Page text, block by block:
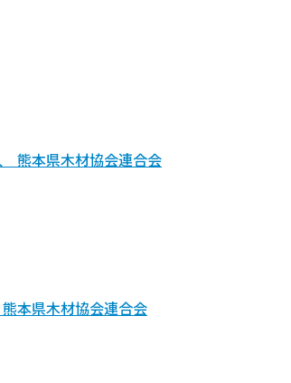
熊本県木材協会連合会
本県木材協会連合会